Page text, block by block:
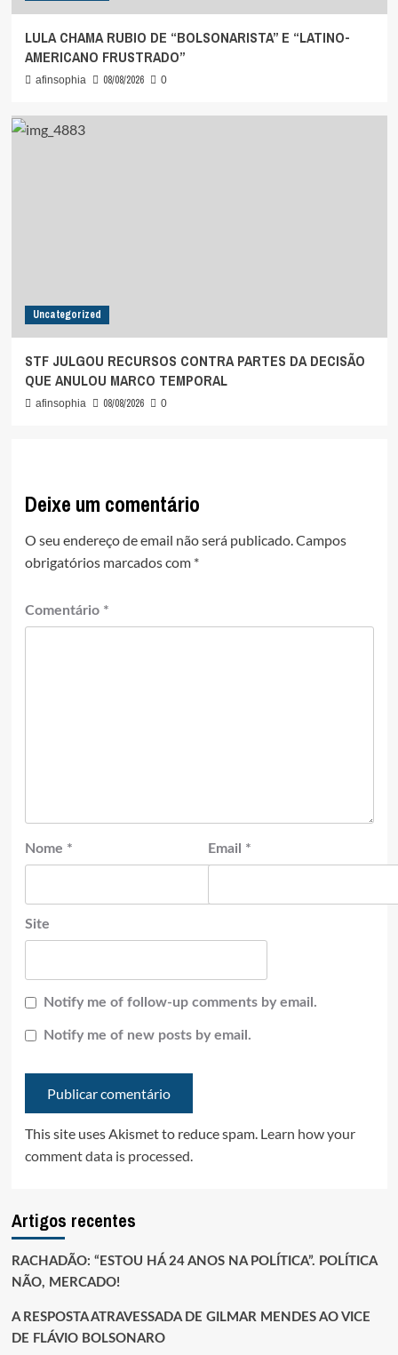
LULA CHAMA RUBIO DE “BOLSONARISTA” E “LATINO-
AMERICANO FRUSTRADO”
afinsophia 08/08/2026 0
Uncategorized
STF JULGOU RECURSOS CONTRA PARTES DA DECISÃO
QUE ANULOU MARCO TEMPORAL
afinsophia 08/08/2026 0
Deixe um comentário
O seu endereço de email não será publicado.Campos
obrigatórios marcados com *
Comentário *
Nome * Email *
Site
Notify me of follow-up comments by email.
Notify me of new posts by email.
This site uses Akismet to reduce spam. Learn how your
comment data is processed.
Artigos recentes
RACHADÃO: “ESTOU HÁ 24 ANOS NA POLÍTICA”. POLÍTICA
NÃO, MERCADO!
A RESPOSTA ATRAVESSADA DE GILMAR MENDES AO VICE
DE FLÁVIO BOLSONARO